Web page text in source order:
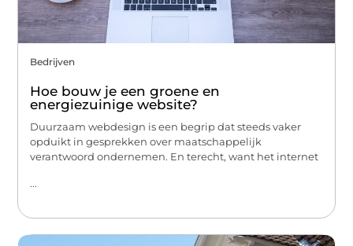
Bedrijven
Hoe bouw je een groene en
energiezuinige website?
Duurzaam webdesign is een begrip dat steeds vaker
opduikt in gesprekken over maatschappelijk
verantwoord ondernemen. En terecht, want het internet
...